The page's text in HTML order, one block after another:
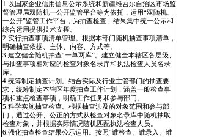
1.以国家企业信用信息公示系统和新疆维吾尔自治区市场监
督管理局双随机一公开监管平台等为依托，运用“双随机、
一公开”监管工作平台，为抽查检查、结果集中统一公示和
综合运用提供技术支撑。
2.实行抽查事项清单管理。根据本部门 随机抽查事项清单，
明确抽查依据、主体、内容、方式等。
3.建立健全随机抽查“一单两库”。建立健全本辖区各层级、
与抽查事项相对应的检查对象名录库和执法检查人员名录
库。
4.统筹制定抽查计划。结合实际及行业主管部门的抽查要
求，统筹制定本辖区年度抽查工作计划，涵盖一般检查事
项和重点检查事项，明确工作任务和参与部门 。
5.科学实施抽查检查。根据抽查涉及的对象范围和参与部
门
，通过公开、公正的方式从检查对象名录库中随机抽取
检查对象，并根据实际情况随机匹配执法检查人员。
6.强化抽查检查结果公示运用。按照“谁检查、谁录入、谁